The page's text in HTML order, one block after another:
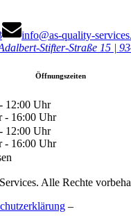
info@as-quality-
Stifter-Straße 15 |
Öffnungszeiten
12:00 Uhr
- 16:00 Uhr
12:00 Uhr
- 16:00 Uhr
Alle Rechte
–